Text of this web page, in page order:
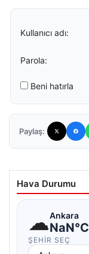
Kullanıcı adı:
Parola:
Beni hatırla
Paylaş:
Hava Durumu
☁Ankara
NaN°C
ŞEHIR SEÇ